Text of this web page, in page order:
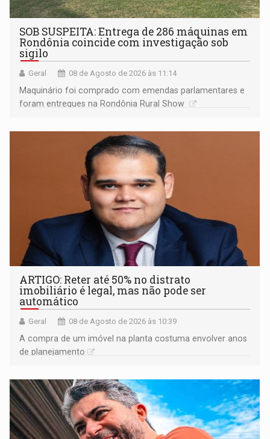
SOB SUSPEITA: Entrega de 286 máquinas em
Rondônia coincide com investigação sob
sigilo
Geral 08 de Agosto de 2026 às 11:14
Maquinário foi comprado com emendas parlamentares e
foram entregues na Rondônia Rural Show
ARTIGO: Reter até 50% no distrato
imobiliário é legal, mas não pode ser
automático
Geral 08 de Agosto de 2026 às 10:39
A compra de um imóvel na planta costuma envolver anos
de planejamento